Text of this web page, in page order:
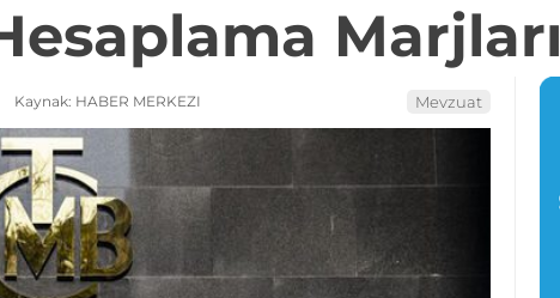
Kaynak: HABER MERKEZI Mevzuat